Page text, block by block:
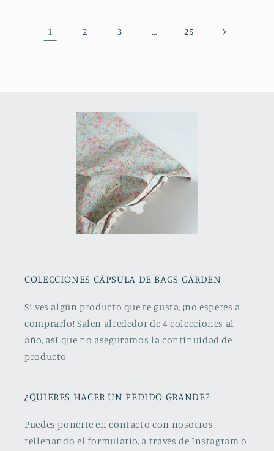
1 2 3 … 25
COLECCIONES CÁPSULA DE BAGS GARDEN
Si ves algún producto que te gusta, ¡no esperes a
comprarlo! Salen alrededor de 4 colecciones al
año, asI que no aseguramos la continuidad de
producto
¿QUIERES HACER UN PEDIDO GRANDE?
Puedes ponerte en contacto con nosotros
rellenando el formulario, a través de Instagram o